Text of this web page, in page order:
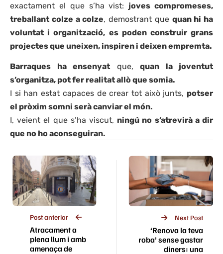
exactament el que s’ha vist: joves compromeses,
treballant colze a colze, demostrant que quan hi ha
voluntat i organització, es poden construir grans
projectes que uneixen, inspiren i deixen empremta.
Barraques ha ensenyat que, quan la joventut
s’organitza, pot fer realitat allò que somia.
I si han estat capaces de crear tot això junts, potser
el pròxim somni serà canviar el món.
I, veient el que s’ha viscut, ningú no s’atrevirà a dir
que no ho aconseguiran.
Post anterior
Atracament a
plena llum i amb
amenaça de
Next Post
‘Renova la teva
roba’ sense gastar
diners: una